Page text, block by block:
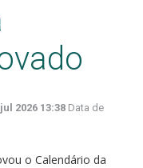
2026 13:38 Data de
o Calendário da